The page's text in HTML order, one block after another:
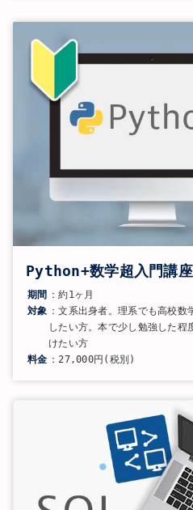
Python+数学超入門講座
期間 ：約1ヶ月
対象 ：文系出身者。理系でも高校
したい方。本で少し勉強した程
けたい方
料金 ：27,000円(税別)